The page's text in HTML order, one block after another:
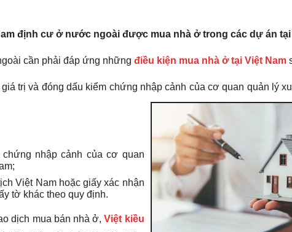
định cư ở nước ngoài được mua nhà ở trong các dự án tại
cần phải đáp ứng những điều kiện mua nhà ở tại Việt Nam
trị và đóng dấu kiểm chứng nhập cảnh của cơ quan quản lý
nhập cảnh của cơ quan
Việt Nam hoặc giấy xác nhận
tờ khác theo quy định.
dịch mua bán nhà ở,Việt kiều